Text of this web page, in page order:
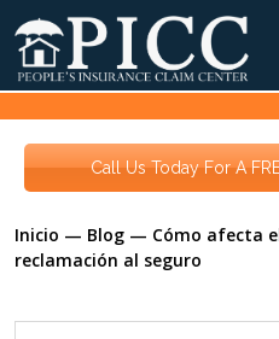
Call Us Today For A
Inicio — Blog — Cómo afecta
reclamación al seguro